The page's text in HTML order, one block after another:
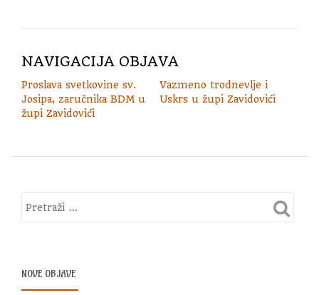
NAVIGACIJA OBJAVA
Proslava svetkovine sv.
Josipa, zaručnika BDM u
župi Zavidovići
Vazmeno trodnevlje i
Uskrs u župi Zavidovići
NOVE OBJAVE